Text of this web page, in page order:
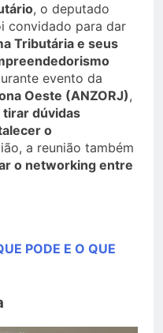
, o deputado
convidado para dar
Tributária e seus
evento da
Oeste (ANZORJ),
tirar dúvidas
o
a reunião também
o networking entre
PODE E O QUE